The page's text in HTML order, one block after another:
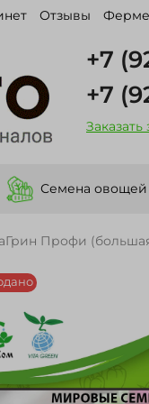
Отзывы
+7
+7
Заказать
Семена овощей
Профи